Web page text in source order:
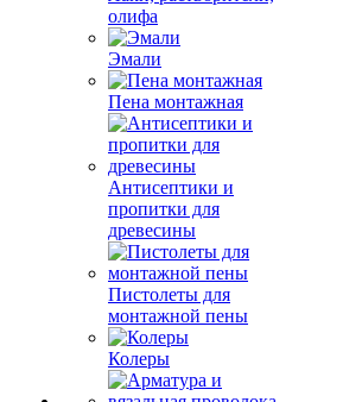
олифа
Эмали
Пена монтажная
Антисептики и
пропитки для
древесины
Пистолеты для
монтажной пены
Колеры